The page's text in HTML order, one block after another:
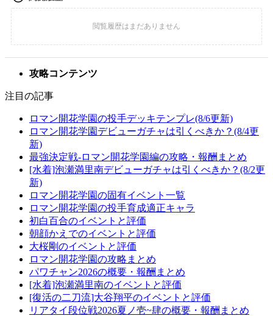
攻略コンテンツ
注目の記事
ロマン開花学園の投手デッキテンプレ(8/6更新)
ロマン開花学園デビューガチャは引くべきか？(8/4更
新)
最強決定戦-ロマン開花学園編の攻略・報酬まとめ
[水着]泡瀬満里南デビューガチャは引くべきか？(8/2更
新)
ロマン開花学園の固有イベント一覧
ロマン開花学園の投手育成適正キャラ
初白百合のイベントと評価
朝顔かえでのイベントと評価
大桜剛のイベントと評価
ロマン開花学園の攻略まとめ
パワチャン2026の概要・報酬まとめ
[水着]泡瀬満里南のイベントと評価
[復活の二刀流]大谷翔平のイベントと評価
リアタイ段位戦2026夏ノ壱~肆の概要・報酬まとめ